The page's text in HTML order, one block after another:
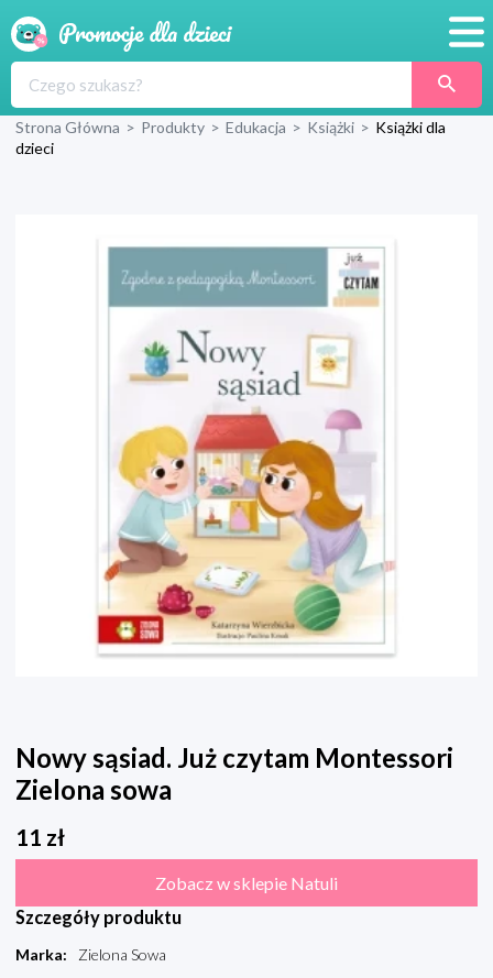
Produkty
Wyprawka
Strona Główna > Produkty > Edukacja > Książki > Książki dla
dzieci
Nowy sąsiad. Już czytam Montessori
Zielona sowa
11 zł
Zobacz w sklepie Natuli
Szczegóły produktu
Marka:
Zielona Sowa